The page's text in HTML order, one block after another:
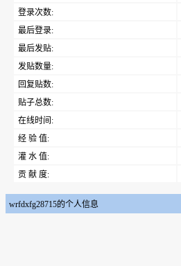
登录次数:
最后登录:
最后发贴:
发贴数量:
回复贴数:
贴子总数:
在线时间:
经 验 值:
灌 水 值:
贡 献 度:
wrfdxfg28715的个人信息